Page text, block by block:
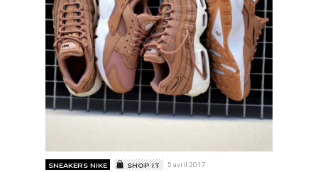
SNEAKERS NIKE SHOP IT 5 avril 2017